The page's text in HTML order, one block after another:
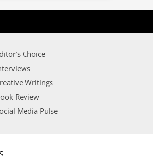
Choice
Writings
Review
Media Pulse